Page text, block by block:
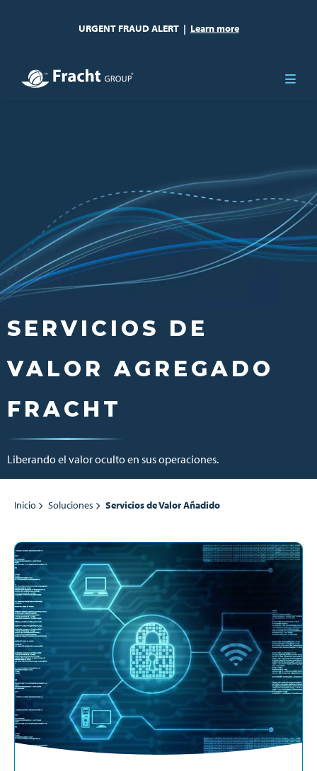
URGENT FRAUD ALERT | Learn more
SERVICIOS DE
VALOR AGREGADO
FRACHT
Liberando el valor oculto en sus operaciones.
Inicio Soluciones Servicios de Valor Añadido